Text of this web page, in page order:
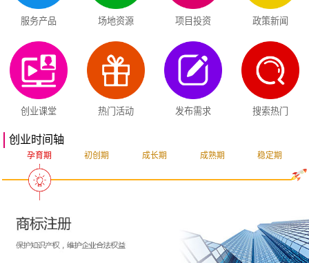
服务产品 场地资源 项目投资 政策新闻
创业课堂 热门活动 发布需求 搜索热门
创业时间轴
孕育期 初创期 成长期 成熟期 稳定期